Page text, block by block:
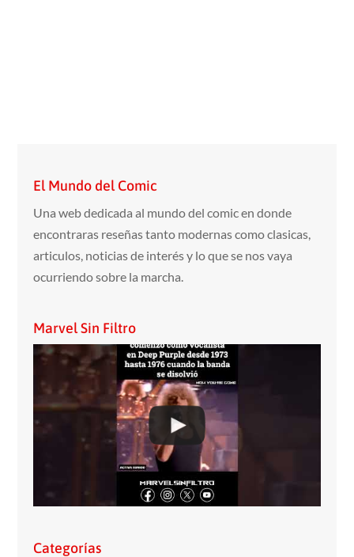
El Mundo del Comic
Una web dedicada al mundo del comic en donde
encontraras reseñas tanto modernas como clasicas,
articulos, noticias de interés y lo que se nos vaya
ocurriendo sobre la marcha.
Marvel Sin Filtro
Categorías